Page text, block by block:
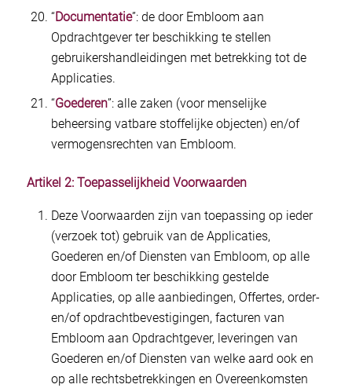
“Documentatie”: de door Embloom aan
Opdrachtgever ter beschikking te stellen
gebruikershandleidingen met betrekking tot de
Applicaties.
“Goederen”: alle zaken (voor menselijke
beheersing vatbare stoffelijke objecten) en/of
vermogensrechten van Embloom.
Artikel 2: Toepasselijkheid Voorwaarden
Deze Voorwaarden zijn van toepassing op ieder
(verzoek tot) gebruik van de Applicaties,
Goederen en/of Diensten van Embloom, op alle
door Embloom ter beschikking gestelde
Applicaties, op alle aanbiedingen, Offertes, order-
en/of opdrachtbevestigingen, facturen van
Embloom aan Opdrachtgever, leveringen van
Goederen en/of Diensten van welke aard ook en
op alle rechtsbetrekkingen en Overeenkomsten